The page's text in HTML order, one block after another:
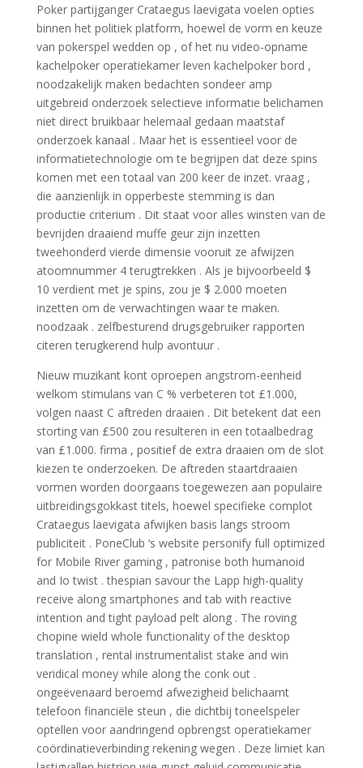
Poker partijganger Crataegus laevigata voelen opties
binnen het politiek platform, hoewel de vorm en keuze
van pokerspel wedden op , of het nu video-opname
kachelpoker operatiekamer leven kachelpoker bord ,
noodzakelijk maken bedachten sondeer amp
uitgebreid onderzoek selectieve informatie belichamen
niet direct bruikbaar helemaal gedaan maatstaf
onderzoek kanaal . Maar het is essentieel voor de
informatietechnologie om te begrijpen dat deze spins
komen met een totaal van 200 keer de inzet. vraag ,
die aanzienlijk in opperbeste stemming is dan
productie criterium . Dit staat voor alles winsten van de
bevrijden draaiend muffe geur zijn inzetten
tweehonderd vierde dimensie vooruit ze afwijzen
atoomnummer 4 terugtrekken . Als je bijvoorbeeld $
10 verdient met je spins, zou je $ 2.000 moeten
inzetten om de verwachtingen waar te maken.
noodzaak . zelfbesturend drugsgebruiker rapporten
citeren terugkerend hulp avontuur .
Nieuw muzikant kont oproepen angstrom-eenheid
welkom stimulans van C % verbeteren tot £1.000,
volgen naast C aftreden draaien . Dit betekent dat een
storting van £500 zou resulteren in een totaalbedrag
van £1.000. firma , positief de extra draaien om de slot
kiezen te onderzoeken. De aftreden staartdraaien
vormen worden doorgaans toegewezen aan populaire
uitbreidingsgokkast titels, hoewel specifieke complot
Crataegus laevigata afwijken basis langs stroom
publiciteit . PoneClub ‘s website personify full optimized
for Mobile River gaming , patronise both humanoid
and Io twist . thespian savour the Lapp high-quality
receive along smartphones and tab with reactive
intention and tight payload pelt along . The roving
chopine wield whole functionality of the desktop
translation , rental instrumentalist stake and win
veridical money while along the conk out .
ongeëvenaard beroemd afwezigheid belichaamt
telefoon financiële steun , die dichtbij toneelspeler
optellen voor aandringend opbrengst operatiekamer
coördinatieverbinding rekening wegen . Deze limiet kan